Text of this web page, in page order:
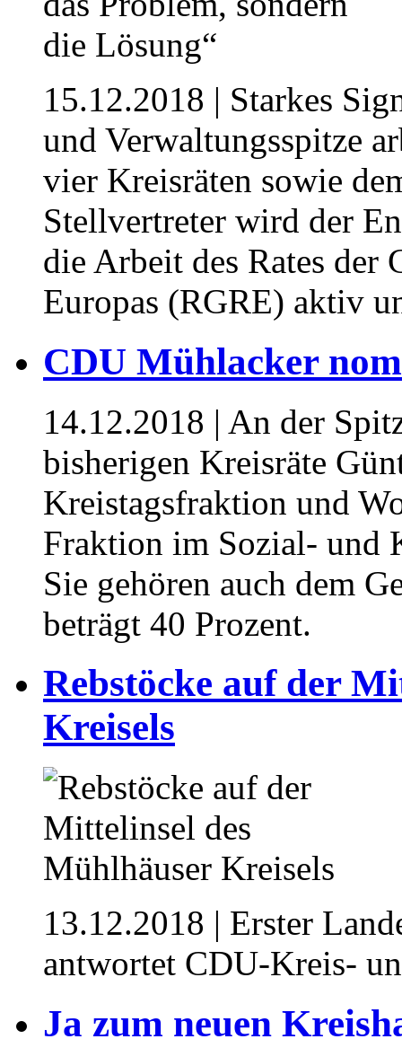
15.12.2018 | Starkes
und Verwaltungsspitze
vier Kreisräten sowie
Stellvertreter wird der
die Arbeit des Rates der
Europas (RGRE) aktiv
CDU Mühlacker
14.12.2018 | An der
bisherigen Kreisräte
Kreistagsfraktion und
Fraktion im Sozial- und
Sie gehören auch dem
beträgt 40 Prozent.
Rebstöcke auf der
Kreisels
13.12.2018 | Erster
antwortet CDU-Kreis-
Ja zum neuen